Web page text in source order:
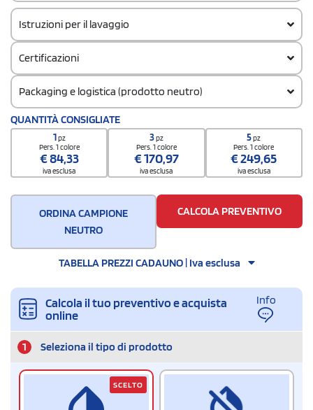
Istruzioni per il lavaggio
Certificazioni
Packaging e logistica (prodotto neutro)
Codice doganale
62064000
Quantità per confezione
Quantità per scatola
5
QUANTITÀ CONSIGLIATE
1pz
Pers. 1 colore
€84,33
iva esclusa
3pz
Pers. 1 colore
€170,97
iva esclusa
5pz
Pers. 1 colore
€249,65
iva esclusa
ORDINA CAMPIONE
NEUTRO
CALCOLA PREVENTIVO
TABELLA PREZZI CADAUNO | Iva esclusa
Calcola il tuo preventivo e acquista
online
Info
1 Seleziona il tipo di prodotto
SCELTO